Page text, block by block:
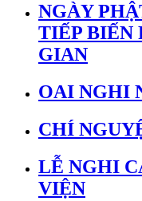
NGÀY
TIẾP BIẾN
GIAN
OAI NGHI
CHÍ
LỄ NGHI
VIỆN